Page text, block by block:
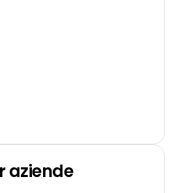
aziende